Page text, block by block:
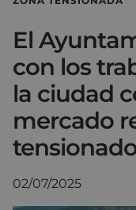
El
con los
la ciudad
mercado
02/07/2025